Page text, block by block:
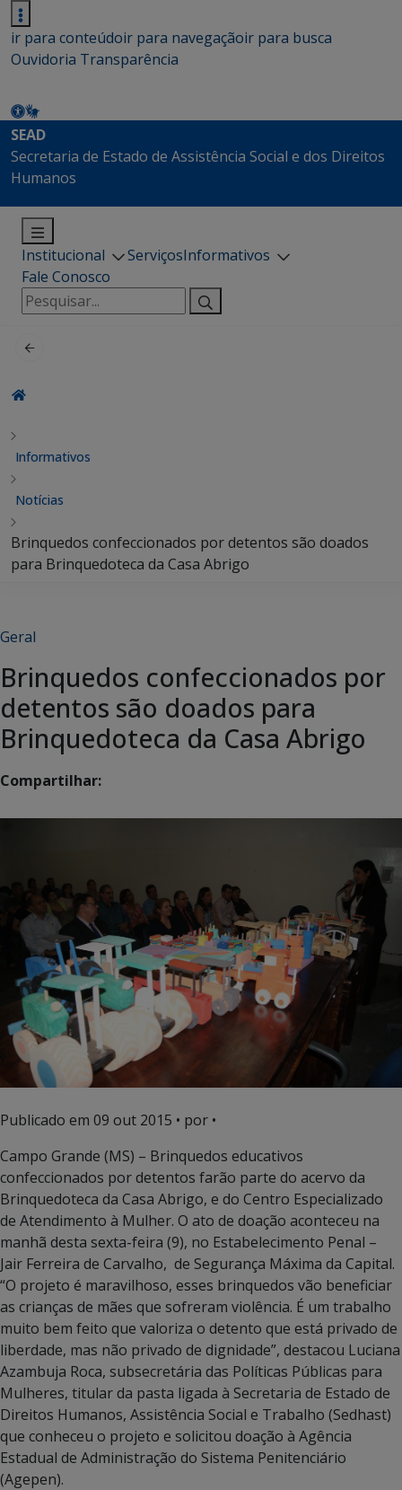
ir para conteúdoir para navegaçãoir para busca
Ouvidoria Transparência
SEAD
Secretaria de Estado de Assistência Social e dos Direitos
Humanos
Institucional ServiçosInformativos
Fale Conosco
Pesquisar
por:
Informativos
Notícias
Brinquedos confeccionados por detentos são doados
para Brinquedoteca da Casa Abrigo
Geral
Brinquedos confeccionados por
detentos são doados para
Brinquedoteca da Casa Abrigo
Compartilhar:
Publicado em 09 out 2015 • por •
Campo Grande (MS) – Brinquedos educativos
confeccionados por detentos farão parte do acervo da
Brinquedoteca da Casa Abrigo, e do Centro Especializado
de Atendimento à Mulher. O ato de doação aconteceu na
manhã desta sexta-feira (9), no Estabelecimento Penal –
Jair Ferreira de Carvalho, de Segurança Máxima da Capital.
“O projeto é maravilhoso, esses brinquedos vão beneficiar
as crianças de mães que sofreram violência. É um trabalho
muito bem feito que valoriza o detento que está privado de
liberdade, mas não privado de dignidade”, destacou Luciana
Azambuja Roca, subsecretária das Políticas Públicas para
Mulheres, titular da pasta ligada à Secretaria de Estado de
Direitos Humanos, Assistência Social e Trabalho (Sedhast)
que conheceu o projeto e solicitou doação à Agência
Estadual de Administração do Sistema Penitenciário
(Agepen).